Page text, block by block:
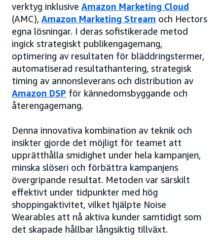
verktyg inklusive Amazon Marketing Cloud
(AMC), Amazon Marketing Stream och Hectors
egna lösningar. I deras sofistikerade metod
ingick strategiskt publikengagemang,
optimering av resultaten för bläddringstermer,
automatiserad resultathantering, strategisk
timing av annonsleverans och distribution av
Amazon DSP för kännedomsbyggande och
återengagemang.
Denna innovativa kombination av teknik och
insikter gjorde det möjligt för teamet att
upprätthålla smidighet under hela kampanjen,
minska slöseri och förbättra kampanjens
övergripande resultat. Metoden var särskilt
effektivt under tidpunkter med hög
shoppingaktivitet, vilket hjälpte Noise
Wearables att nå aktiva kunder samtidigt som
det skapade hållbar långsiktig tillväxt.